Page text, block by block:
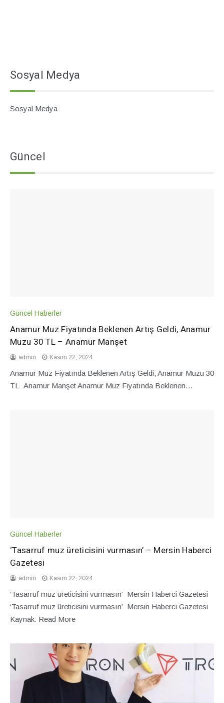
Sosyal Medya
Sosyal Medya
Güncel
Güncel Haberler
Anamur Muz Fiyatında Beklenen Artış Geldi, Anamur
Muzu 30 TL – Anamur Manşet
admin Kasım 22, 2024
Anamur Muz Fiyatında Beklenen Artış Geldi, Anamur Muzu 30
TL Anamur Manşet Anamur Muz Fiyatında Beklenen…
Güncel Haberler
‘Tasarruf muz üreticisini vurmasın’ – Mersin Haberci
Gazetesi
admin Kasım 22, 2024
‘Tasarruf muz üreticisini vurmasın’ Mersin Haberci Gazetesi
‘Tasarruf muz üreticisini vurmasın’ Mersin Haberci Gazetesi
Kaynak: Read More